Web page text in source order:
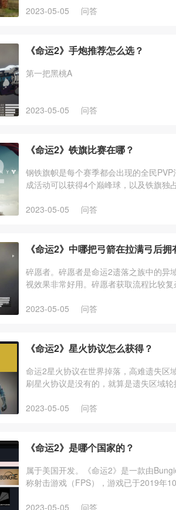
2023-05-05 问答
《命运2》手炮推荐怎么选？
第一把黑桃A
2023-05-05 问答
《命运2》铁旗比赛在哪？
钢铁旗帜是每个赛季都会出现的全民
成活动可以获得4个巅峰球，以及铁旗独
2023-05-05
问答
《命运2》中哪把弓箭在拉满弓后拥
碎愿者。碎愿者是命运2遗落之族中的异
视效果非常好用。碎愿者获取流程比较复
2023-05-05 问答
《命运2》星火协议怎么获得？
命运2星火协议在世界掉落，高难遗失区
刷星火协议是没有的，就算是遗失区域
2023-05-05
问答
《命运2》是哪个国家的？
属于美国开发。《命运2》是一款由
称射击游戏（FPS），游戏已于2019年
2023-05-05
问答